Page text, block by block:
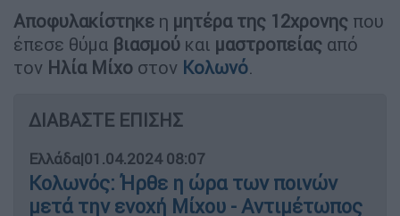
Αποφυλακίστηκε η μητέρα της 12χρονης που
έπεσε θύμα βιασμού και μαστροπείας από
τον Ηλία Μίχο στον Κολωνό.
ΔΙΑΒΑΣΤΕ ΕΠΙΣΗΣ
Ελλάδα|01.04.2024 08:07
Κολωνός: Ήρθε η ώρα των ποινών
μετά την ενοχή Μίχου - Αντιμέτωπος